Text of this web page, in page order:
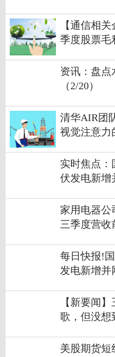
【通信相
季度股票毛
资讯：盘点
（2/20）
清华AIR团
视觉注意力
实时焦点：
伏发电新增
家用电器公
三季度营收
每日快报!
发电新增并
【新要闻
歌，但没想
美股期货短